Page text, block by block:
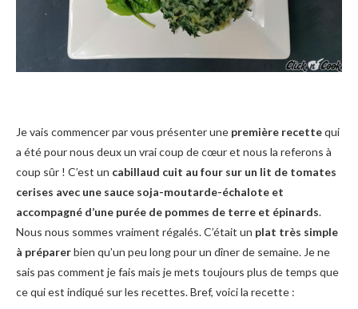
Je vais commencer par vous présenter une première recettequi
a été pour nous deux un vrai coup de cœur et nous la referons à
coup sûr ! C’est un cabillaud cuit au four sur un lit de tomates
cerises avec une sauce soja-moutarde-échalote et
accompagné d’une purée de pommes de terre et épinards.
Nous nous sommes vraiment régalés. C’était un plat très simple
à préparerbien qu’un peu long pour un dîner de semaine. Je ne
sais pas comment je fais mais je mets toujours plus de temps que
ce qui est indiqué sur les recettes. Bref, voici la recette :